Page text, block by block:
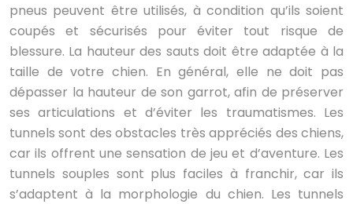
pneus peuvent être utilisés, à condition qu’ils soient
coupés et sécurisés pour éviter tout risque de
blessure. La hauteur des sauts doit être adaptée à la
taille de votre chien. En général, elle ne doit pas
dépasser la hauteur de son garrot, afin de préserver
ses articulations et d’éviter les traumatismes. Les
tunnels sont des obstacles très appréciés des chiens,
car ils offrent une sensation de jeu et d’aventure. Les
tunnels souples sont plus faciles à franchir, car ils
s’adaptent à la morphologie du chien. Les tunnels